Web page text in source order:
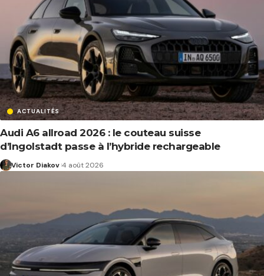
ACTUALITÉS
Audi A6 allroad 2026 : le couteau suisse
d’Ingolstadt passe à l’hybride rechargeable
Victor Diakov 4 août 2026